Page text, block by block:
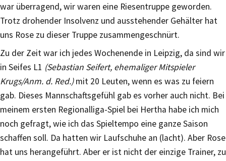
war überragend, wir waren eine Riesentruppe geworden.
Trotz drohender Insolvenz und ausstehender Gehälter hat
uns Rose zu dieser Truppe zusammengeschnürt.
Zu der Zeit war ich jedes Wochenende in Leipzig, da sind wir
in Seifes L1 (Sebastian Seifert, ehemaliger Mitspieler
Krugs/Anm. d. Red.)mit 20 Leuten, wenn es was zu feiern
gab. Dieses Mannschaftsgefühl gab es vorher auch nicht. Bei
meinem ersten Regionalliga-Spiel bei Hertha habe ich mich
noch gefragt, wie ich das Spieltempo eine ganze Saison
schaffen soll. Da hatten wir Laufschuhe an (lacht). Aber Rose
hat uns herangeführt. Aber er ist nicht der einzige Trainer, zu